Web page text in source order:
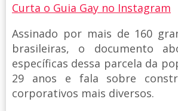
Curta o Guia Gay no Instagram
Assinado por mais de 160
brasileiras, o documento
específicas dessa parcela da
29 anos e fala sobre
corporativos mais diversos.